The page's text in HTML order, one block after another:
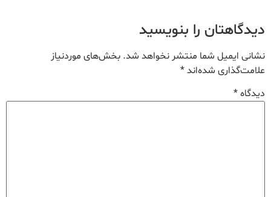
دیدگاهتان را بنویسید
نشانی ایمیل شما منتشر نخواهد شد. بخش‌های موردنیاز
علامت‌گذاری شده‌اند*
دیدگاه*